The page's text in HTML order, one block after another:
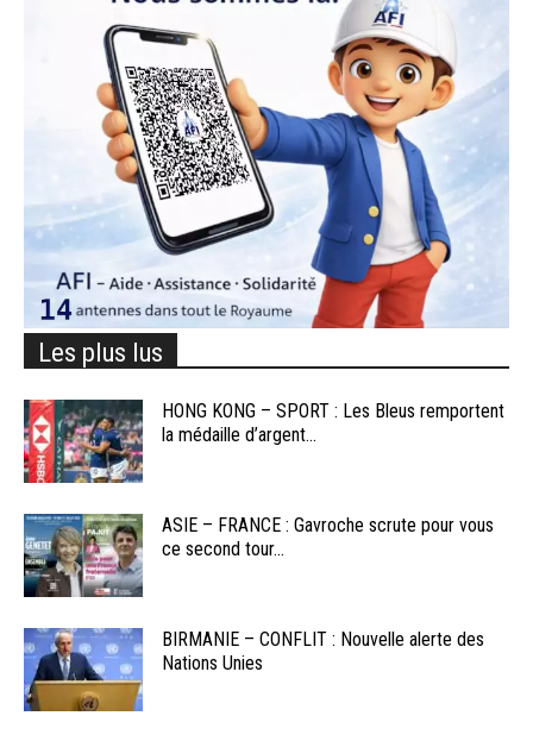
Les plus lus
HONG KONG – SPORT : Les Bleus remportent
la médaille d’argent...
ASIE – FRANCE : Gavroche scrute pour vous
ce second tour...
BIRMANIE – CONFLIT : Nouvelle alerte des
Nations Unies